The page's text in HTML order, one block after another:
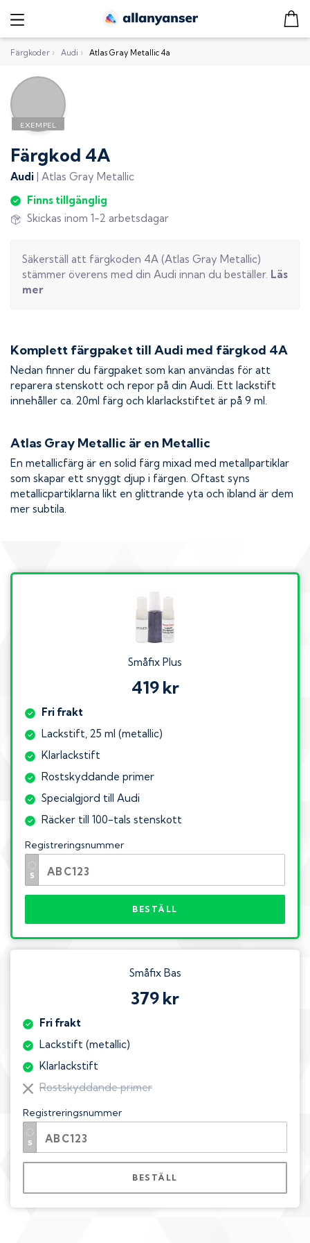
Färgkoder › Audi › Atlas Gray Metallic 4a
Färgkod 4A
Audi | Atlas Gray Metallic
Finns tillgänglig
Skickas inom 1-2 arbetsdagar
Säkerställ att färgkoden 4A (Atlas Gray Metallic)
stämmer överens med din Audi innan du beställer. Läs
mer
Komplett färgpaket till Audi med färgkod 4A
Nedan finner du färgpaket som kan användas för att
reparera stenskott och repor på din Audi. Ett lackstift
innehåller ca. 20ml färg och klarlackstiftet är på 9 ml.
Atlas Gray Metallic är en Metallic
En metallicfärg är en solid färg mixad med metallpartiklar
som skapar ett snyggt djup i färgen. Oftast syns
metallicpartiklarna likt en glittrande yta och ibland är dem
mer subtila.
Småfix Plus
419 kr
Fri frakt
Lackstift, 25 ml (metallic)
Klarlackstift
Rostskyddande primer
Specialgjord till Audi
Räcker till 100-tals stenskott
Registreringsnummer
BESTÄLL
Småfix Bas
379 kr
Fri frakt
Lackstift (metallic)
Klarlackstift
Rostskyddande primer
Registreringsnummer
BESTÄLL